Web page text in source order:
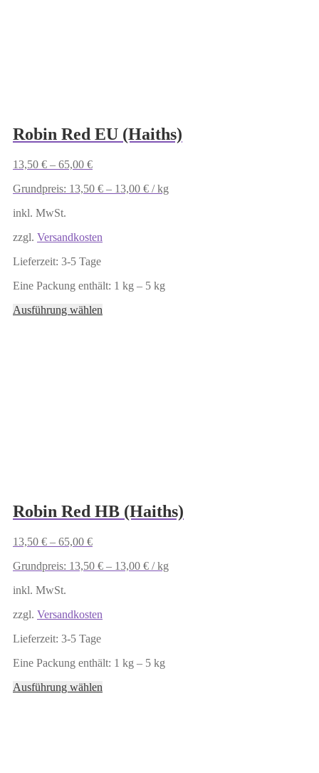
Robin Red EU (Haiths)
13,50 € – 65,00 €
Grundpreis: 13,50 € – 13,00 € /kg
inkl. MwSt.
zzgl. Versandkosten
Lieferzeit: 3-5 Tage
Eine Packung enthält: 1 kg – 5 kg
Ausführung wählen
Robin Red HB (Haiths)
13,50 € – 65,00 €
Grundpreis: 13,50 € – 13,00 € /kg
inkl. MwSt.
zzgl. Versandkosten
Lieferzeit: 3-5 Tage
Eine Packung enthält: 1 kg – 5 kg
Ausführung wählen